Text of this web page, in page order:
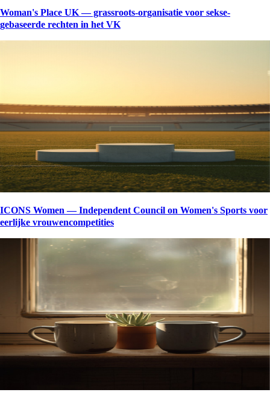
Woman's Place UK — grassroots-organisatie voor sekse-
gebaseerde rechten in het VK
ICONS Women — Independent Council on Women's Sports voor
eerlijke vrouwencompetities